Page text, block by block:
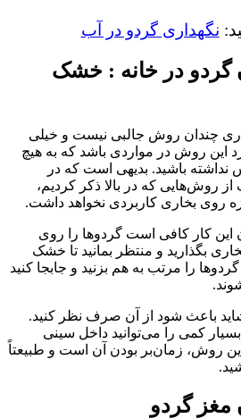
نگهداری گردو در آب
در خانه : خشک
چندان روش جالبی نیست و خیلی
این روش در مواردی باشد که به هیچ
باشید. بدیهی است که در
روش‌هایی که در بالا ذکر کردیم،
بخاری کاربردی نخواهد داشت.
این کار کافی است گردوها را روی
بگذارید و منتظر بمانید تا خشک
را مرتب به هم بزنید و جابجا کنید
باعث شود از آن صرف نظر کنید.
بسیار کمی را می‌توانید داخل سینی
روش، زمان‌بر بودن آن است و طبیعتاً
گردو